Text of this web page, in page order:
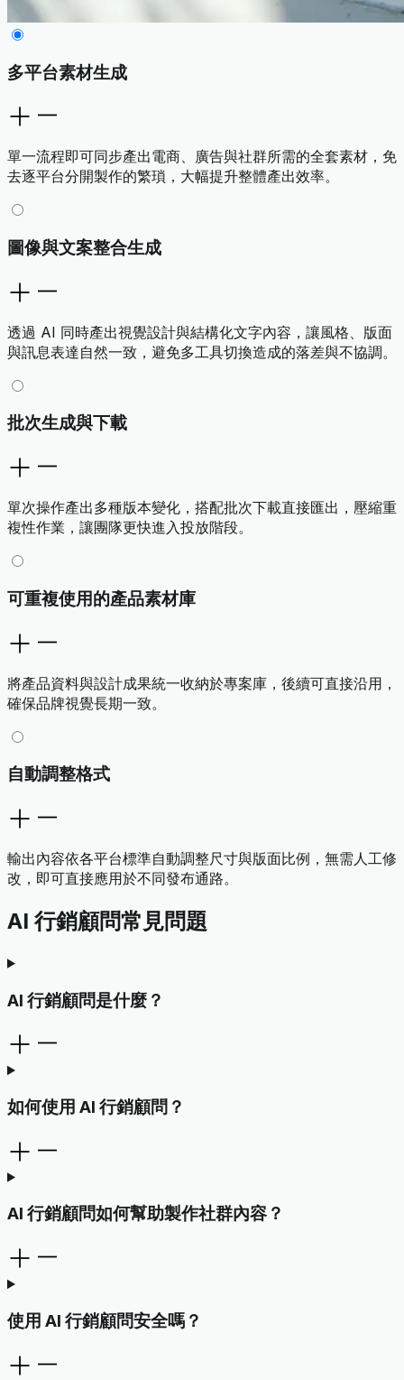
多平台素材生成
單一流程即可同步產出電商、廣告與社群所需的全套素材，免
去逐平台分開製作的繁瑣，大幅提升整體產出效率。
圖像與文案整合生成
透過 AI 同時產出視覺設計與結構化文字內容，讓風格、版面
與訊息表達自然一致，避免多工具切換造成的落差與不協調。
批次生成與下載
單次操作產出多種版本變化，搭配批次下載直接匯出，壓縮重
複性作業，讓團隊更快進入投放階段。
可重複使用的產品素材庫
將產品資料與設計成果統一收納於專案庫，後續可直接沿用，
確保品牌視覺長期一致。
自動調整格式
輸出內容依各平台標準自動調整尺寸與版面比例，無需人工修
改，即可直接應用於不同發布通路。
AI 行銷顧問常見問題
AI 行銷顧問是什麼？
如何使用 AI 行銷顧問？
AI 行銷顧問如何幫助製作社群內容？
使用 AI 行銷顧問安全嗎？